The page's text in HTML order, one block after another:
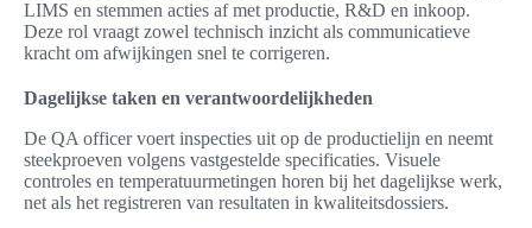
LIMS en stemmen acties af met productie, R&D en inkoop.
Deze rol vraagt zowel technisch inzicht als communicatieve
kracht om afwijkingen snel te corrigeren.
Dagelijkse taken en verantwoordelijkheden
De QA officer voert inspecties uit op de productielijn en neemt
steekproeven volgens vastgestelde specificaties. Visuele
controles en temperatuurmetingen horen bij het dagelijkse werk,
net als het registreren van resultaten in kwaliteitsdossiers.